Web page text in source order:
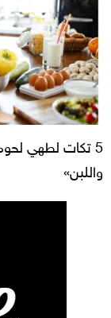
5 تكات لطهي
واللبن»